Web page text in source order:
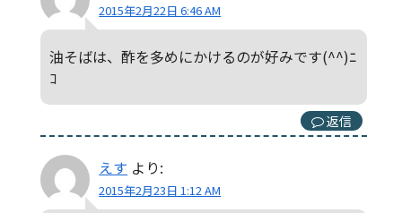
2015年2月22日 6:46 AM
油そばは、酢を多めにかけるのが好みです(^^)ﾆ
ｺ
返信
えす より:
2015年2月23日 1:12 AM